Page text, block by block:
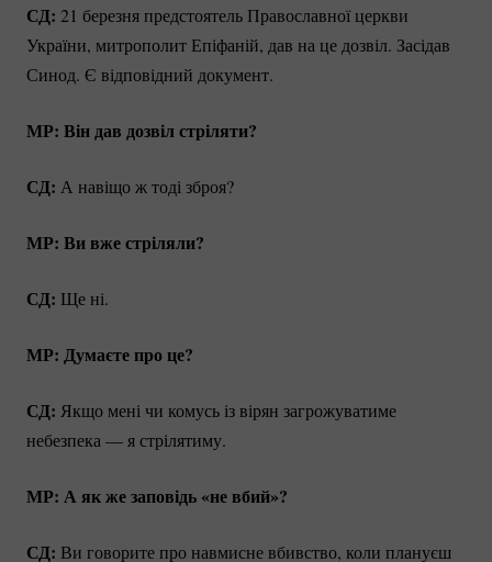
СД: 21 березня предстоятель Православної церкви
України, митрополит Епіфаній, дав на це дозвіл. Засідав
Синод. Є відповідний документ.
МР: Він дав дозвіл стріляти?
СД: А навіщо ж тоді зброя?
МР: Ви вже стріляли?
СД: Ще ні.
МР: Думаєте про це?
СД: Якщо мені чи комусь із вірян загрожуватиме
небезпека — я стрілятиму.
МР: А як же заповідь «не вбий»?
СД: Ви говорите про навмисне вбивство, коли плануєш